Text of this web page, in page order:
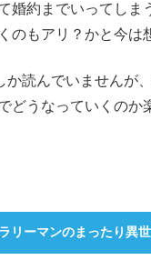
婚約までいってしま
のもアリ？かと今は
か読んでいませんが
どうなっていくのか
リーマンのまったり異